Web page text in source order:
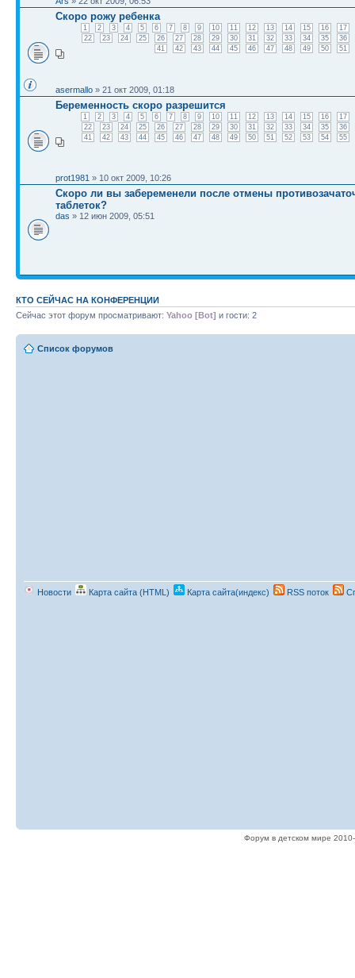
Скоро рожу ребенка
1 2 3 4 5 6 7 8 9 10 11 12 13 14 15 16
17
22
23 24 25 26 27 28 29 30 31 32 33 34 35
36
41
42 43 44 45 46 47 48 49 50 51
asermallo » 21 окт 2009, 01:18
Беременность скоро разрешится
1 2 3 4 5 6 7 8 9 10 11 12 13 14 15 16
17
22
23 24 25 26 27 28 29 30 31 32 33 34 35
36
41
42 43 44 45 46 47 48 49 50 51 52 53 54 55
prot1981 » 10 окт 2009, 10:26
Скоро ли вы забеременели после отмены
таблеток?
das » 12 июн 2009, 05:51
КТО СЕЙЧАС НА КОНФЕРЕНЦИИ
Сейчас этот форум просматривают: Yahoo [Bot] и гости: 2
Список форумов
Новости Карта сайта (HTML) Карта сайта(индекс) RSS поток
Форум в детском мире